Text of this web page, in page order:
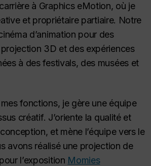
à Graphics eMotion, où je
et propriétaire partiaire. Notre
d’animation pour des
3D et des expériences
à des festivals, des musées et
fonctions, je gère une équipe
créatif. J’oriente la qualité et
et mène l’équipe vers le
avons réalisé une projection de
l’exposition Momies